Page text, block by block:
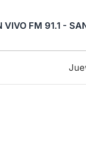
VIVO FM 91.1 -